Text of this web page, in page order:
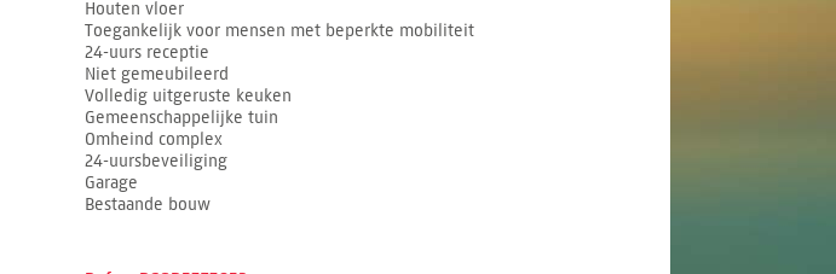
Houten vloer
Toegankelijk voor mensen met beperkte mobiliteit
24-uurs receptie
Niet gemeubileerd
Volledig uitgeruste keuken
Gemeenschappelijke tuin
Omheind complex
24-uursbeveiliging
Garage
Bestaande bouw